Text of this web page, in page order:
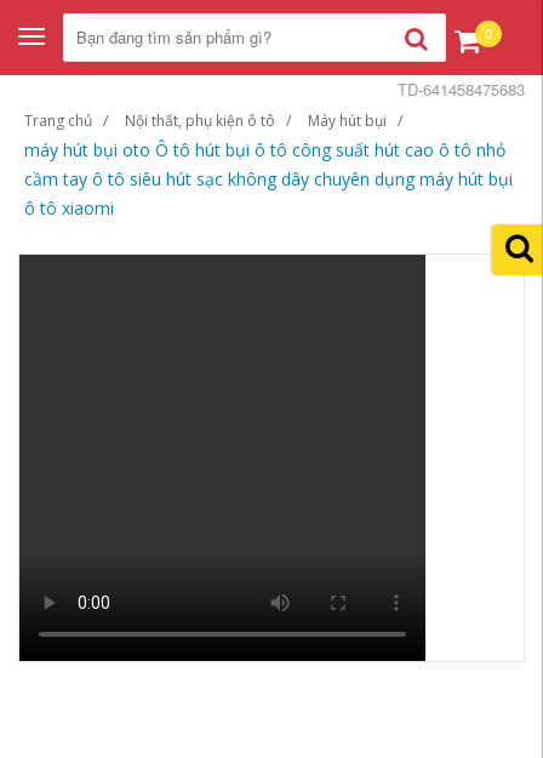
Toggle
navigation
0
Trang chủ Nội thất, phụ kiện ô tô Máy hút bụi
máy hút bụi oto Ô tô hút bụi ô tô công suất hút cao ô tô nhỏ
cầm tay ô tô siêu hút sạc không dây chuyên dụng máy hút bụi
ô tô xiaomi
TD-641458475683